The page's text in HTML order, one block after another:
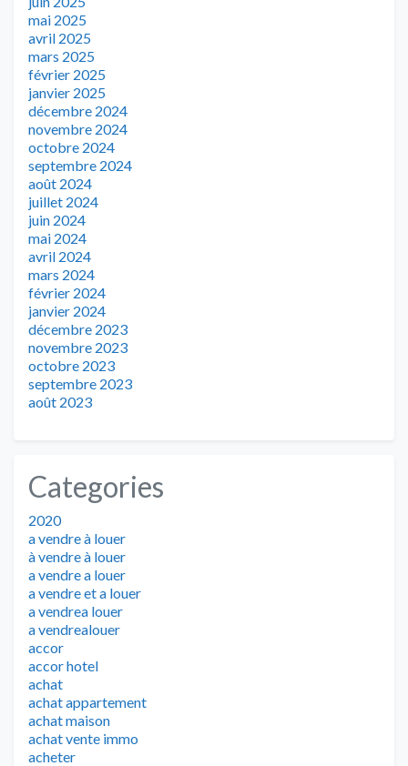
mai 2025
avril 2025
mars 2025
février 2025
janvier 2025
décembre 2024
novembre 2024
octobre 2024
septembre 2024
août 2024
juillet 2024
juin 2024
mai 2024
avril 2024
mars 2024
février 2024
janvier 2024
décembre 2023
novembre 2023
octobre 2023
septembre 2023
août 2023
Categories
2020
a vendre à louer
à vendre à louer
a vendre a louer
a vendre et a louer
a vendrea louer
a vendrealouer
accor
accor hotel
achat
achat appartement
achat maison
achat vente immo
acheter